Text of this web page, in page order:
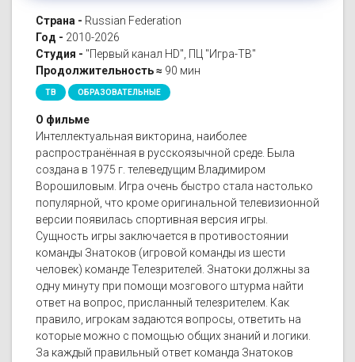
Страна - Russian Federation
Год - 2010-2026
Студия - "Первый канал HD", ПЦ "Игра-ТВ"
Продолжительность ≈ 90 мин
ТВ ОБРАЗОВАТЕЛЬНЫЕ
О фильме
Интеллектуальная викторина, наиболее
распространённая в русскоязычной среде. Была
создана в 1975 г. телеведущим Владимиром
Ворошиловым. Игра очень быстро стала настолько
популярной, что кроме оригинальной телевизионной
версии появилась спортивная версия игры.
Сущность игры заключается в противостоянии
команды Знатоков (игровой команды из шести
человек) команде Телезрителей. Знатоки должны за
одну минуту при помощи мозгового штурма найти
ответ на вопрос, присланный телезрителем. Как
правило, игрокам задаются вопросы, ответить на
которые можно с помощью общих знаний и логики.
За каждый правильный ответ команда Знатоков